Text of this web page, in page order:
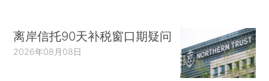
离岸信托90天补税窗口期疑问
2026年08月08日